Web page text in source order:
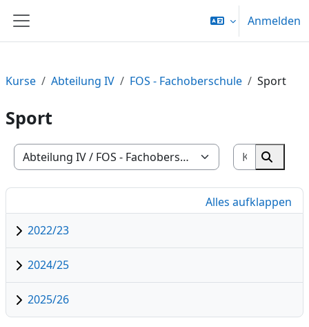
Website-Übersicht
Anmelden
Kurse Abteilung IV FOS - Fachoberschule Sport
Sport
Kursbereiche
Kurse
Kurse
Alles aufklappen
2022/23
2024/25
2025/26